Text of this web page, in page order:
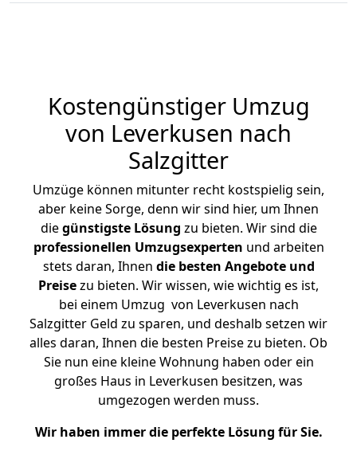
Kostengünstiger Umzug
von Leverkusen nach
Salzgitter
Umzüge können mitunter recht kostspielig sein,
aber keine Sorge, denn wir sind hier, um Ihnen
diegünstigste Lösung zu bieten. Wir sind die
professionellen Umzugsexperten und arbeiten
stets daran, Ihnen die besten Angebote und
Preisezu bieten. Wir wissen, wie wichtig es ist,
bei einem Umzug von Leverkusen nach
Salzgitter Geld zu sparen, und deshalb setzen wir
alles daran, Ihnen die besten Preise zu bieten. Ob
Sie nun eine kleine Wohnung haben oder ein
großes Haus in Leverkusen besitzen, was
umgezogen werden muss.
Wir haben immer die perfekte Lösung für Sie.